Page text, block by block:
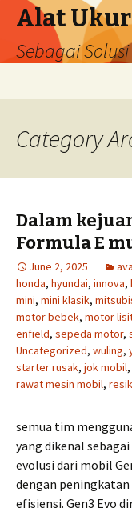
Alat
Sebagai
Category
Dalam
Formula E
June 2, 2025
honda, hyundai, innova,
mini, mini klasik,
motor bebek, motor
enfield, sepeda motor,
Uncategorized, wuling,
starter rusak, jok mobil,
rawat mesin mobil,
semua tim
yang dikenal sebagai
evolusi dari mobil
dengan
efisiensi. Gen3 Evo